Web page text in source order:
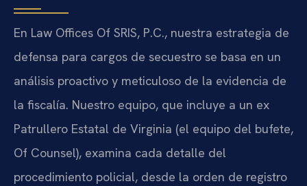
En Law Offices Of SRIS, P.C., nuestra estrategia de
defensa para cargos de secuestro se basa en un
análisis proactivo y meticuloso de la evidencia de
la fiscalía. Nuestro equipo, que incluye a un ex
Patrullero Estatal de Virginia (el equipo del bufete,
Of Counsel), examina cada detalle del
procedimiento policial, desde la orden de registro